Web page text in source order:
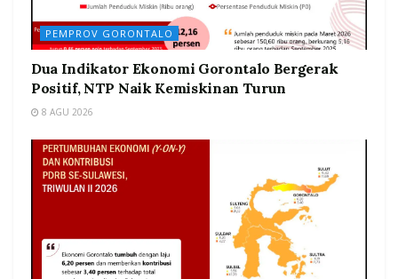
PEMPROV GORONTALO
Dua Indikator Ekonomi Gorontalo Bergerak
Positif, NTP Naik Kemiskinan Turun
8 AGU 2026